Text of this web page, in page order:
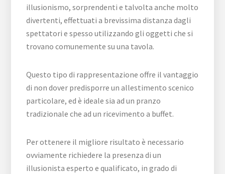
illusionismo, sorprendenti e talvolta anche molto
divertenti, effettuati a brevissima distanza dagli
spettatori e spesso utilizzando gli oggetti che si
trovano comunemente su una tavola.
Questo tipo di rappresentazione offre il vantaggio
di non dover predisporre un allestimento scenico
particolare, ed è ideale sia ad un pranzo
tradizionale che ad un ricevimento a buffet.
Per ottenere il migliore risultato è necessario
ovviamente richiedere la presenza di un
illusionista esperto e qualificato, in grado di